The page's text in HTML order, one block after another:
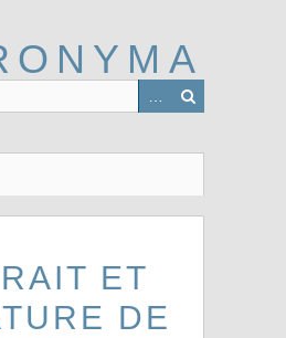
ET
DE